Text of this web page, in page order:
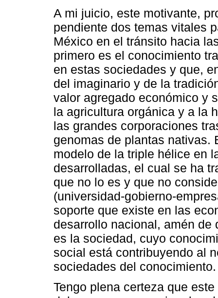
A mi juicio, este motivante,
pendiente dos temas vitales
México en el tránsito hacia
primero es el conocimiento
en estas sociedades y que,
del imaginario y de la
valor agregado económico y
la agricultura orgánica y a la
las grandes corporaciones
genomas de plantas nativas.
modelo de la triple hélice en
desarrolladas, el cual se ha
que no lo es y que no
(universidad-gobierno-
soporte que existe en las
desarrollo nacional, amén
es la sociedad, cuyo
social está contribuyendo al
sociedades del conocimiento.
Tengo plena certeza que